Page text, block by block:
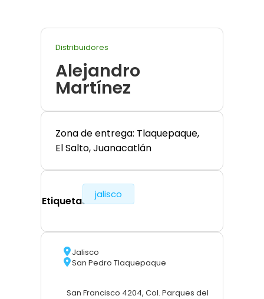
Distribuidores
Alejandro
Martínez
Zona de entrega: Tlaquepaque,
El Salto, Juanacatlán
Etiquetas
jalisco
Jalisco
San Pedro Tlaquepaque
San Francisco 4204, Col. Parques del